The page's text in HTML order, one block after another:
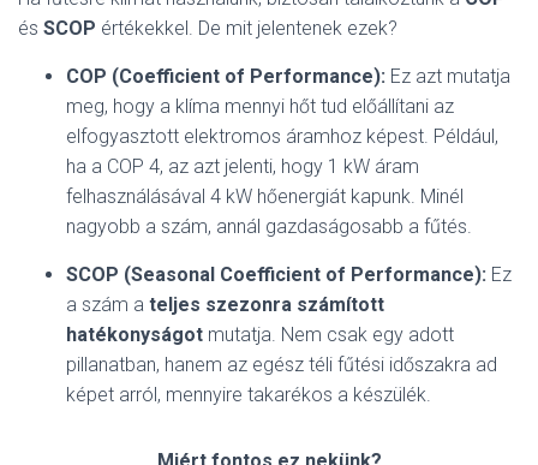
és SCOP értékekkel. De mit jelentenek ezek?
COP (Coefficient of Performance): Ez azt mutatja
meg, hogy a klíma mennyi hőt tud előállítani az
elfogyasztott elektromos áramhoz képest. Például,
ha a COP 4, az azt jelenti, hogy 1 kW áram
felhasználásával 4 kW hőenergiát kapunk. Minél
nagyobb a szám, annál gazdaságosabb a fűtés.
SCOP (Seasonal Coefficient of Performance): Ez
a szám a teljes szezonra számított
hatékonyságot mutatja. Nem csak egy adott
pillanatban, hanem az egész téli fűtési időszakra ad
képet arról, mennyire takarékos a készülék.